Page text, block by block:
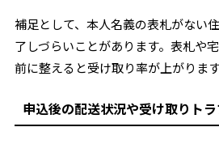
補足として、本人名義の表札がない
了しづらいことがあります。表札や
前に整えると受け取り率が上がります
申込後の配送状況や受け取りト